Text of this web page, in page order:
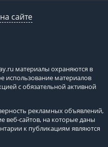
сайте
материалы охраняются в
использование материалов
с обязательной активной
рекламных объявлений,
веб-сайтов, на которые даны
к публикациям являются